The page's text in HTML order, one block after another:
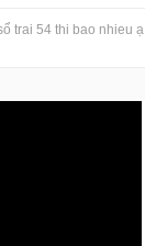
trai 54 thi bao nhieu ạ